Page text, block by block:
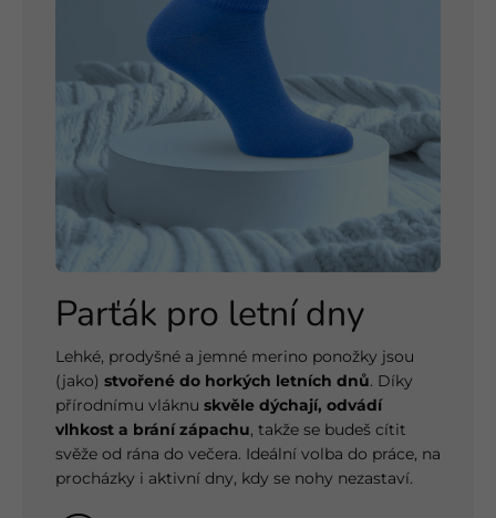
Parťák pro letní dny
Lehké, prodyšné a jemné merino ponožky jsou
(jako) stvořené do horkých letních dnů. Díky
přírodnímu vláknu skvěle dýchají, odvádí
vlhkost a brání zápachu, takže se budeš cítit
svěže od rána do večera. Ideální volba do práce, na
procházky i aktivní dny, kdy se nohy nezastaví.